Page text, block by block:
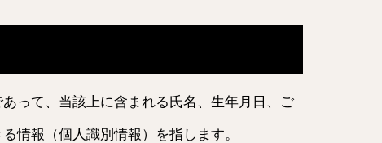
って、当該上に含まれる氏名、生年月日、ご
情報（個人識別情報）を指します。